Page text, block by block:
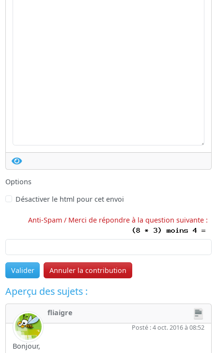
Options
Désactiver le html pour cet envoi
Anti-Spam / Merci de répondre à la question suivante :
Valider Annuler la contribution
Aperçu des sujets :
fliaigre
Posté : 4 oct. 2016 à 08:52
Bonjour,